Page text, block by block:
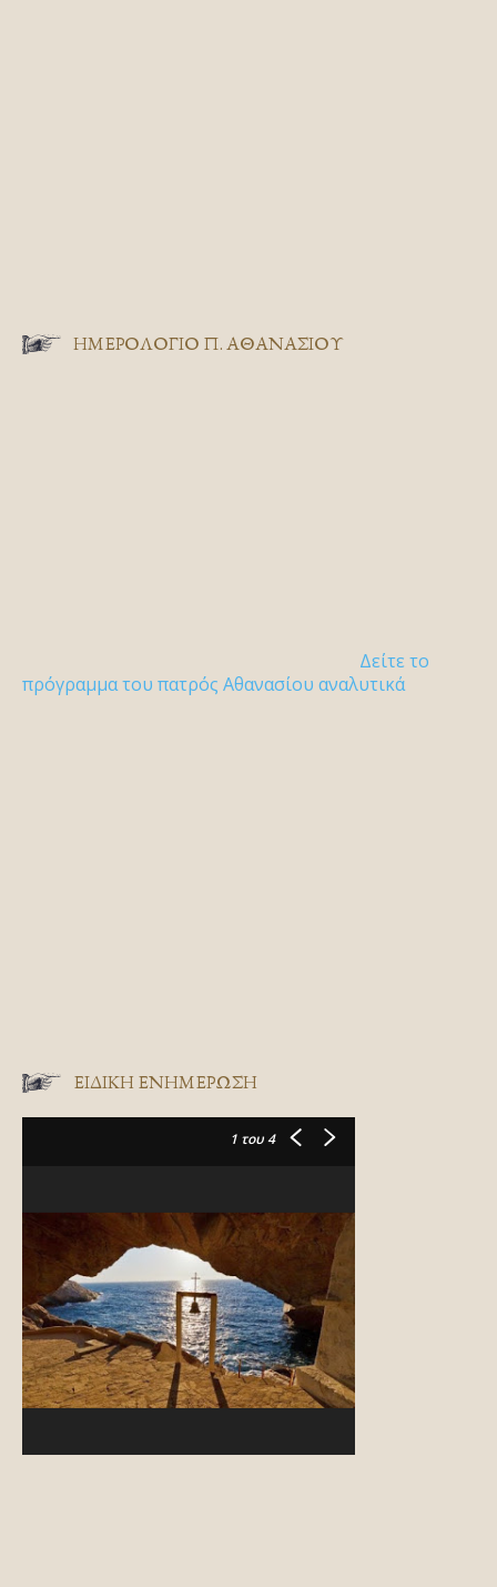
ΗΜΕΡΟΛΟΓΙΟ Π. ΑΘΑΝΑΣΙΟΥ
Δείτε το
πρόγραμμα του πατρός Αθανασίου αναλυτικά
ΕΙΔΙΚΉ ΕΝΗΜΈΡΩΣΗ
1 του 4